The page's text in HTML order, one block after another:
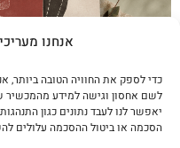
אנחנו
לשם אחסון וגישה למידע מהמכשיר
יאפשר לנו לעבד נתונים כגון
הסכמה או ביטול ההסכמה עלולים